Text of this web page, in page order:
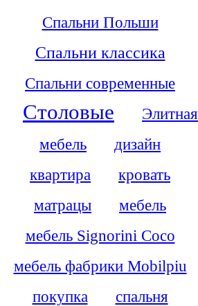
Спальни Польши
Спальни классика
Спальни современные
Столовые
Элитная
мебель
дизайн
квартира
кровать
матрацы
мебель
мебель Signorini Coco
мебель фабрики Mobilpiu
покупка
спальня